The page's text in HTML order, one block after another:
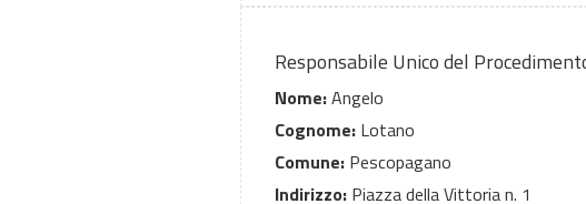
Responsabile Unico del
Nome:Angelo
Cognome: Lotano
Comune: Pescopagano
Indirizzo: Piazza della Vittoria n. 1